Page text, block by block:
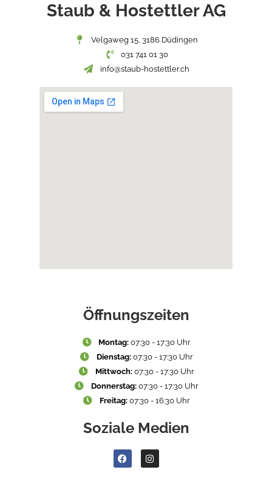
Staub & Hostettler AG
Velgaweg 15, 3186 Düdingen
031 741 01 30
info@staub-hostettler.ch
Öffnungszeiten
Montag: 07:30 - 17:30 Uhr
Dienstag:07:30 - 17:30 Uhr
Mittwoch:07:30 - 17:30 Uhr
Donnerstag:07:30 - 17:30 Uhr
Freitag:07:30 - 16:30 Uhr
Soziale Medien